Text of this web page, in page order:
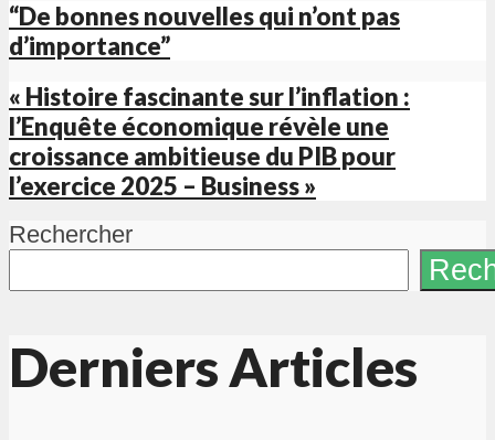
“De bonnes nouvelles qui n’ont pas
d’importance”
« Histoire fascinante sur l’inflation :
l’Enquête économique révèle une
croissance ambitieuse du PIB pour
l’exercice 2025 – Business »
Rechercher
Derniers Articles